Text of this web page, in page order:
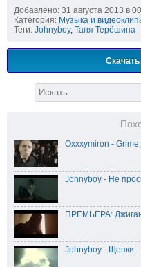
Добавлено: 31 августа 2013 в
Категория: Музыка и
Теги: Johnyboy, Таня Терёшина
Oxxxymiron -
Johnyboy - Не
ПРЕМЬЕРА:
Johnyboy - Щепки